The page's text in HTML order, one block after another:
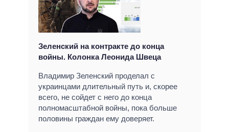
Зеленский на контракте до конца
войны. Колонка Леонида Швеца
Владимир Зеленский проделал с
украинцами длительный путь и, скорее
всего, не сойдет с него до конца
полномасштабной войны, пока больше
половины граждан ему доверяет.